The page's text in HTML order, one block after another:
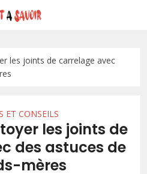
les joints de carrelage avec
ET CONSEILS
les joints de
des astuces de
mères